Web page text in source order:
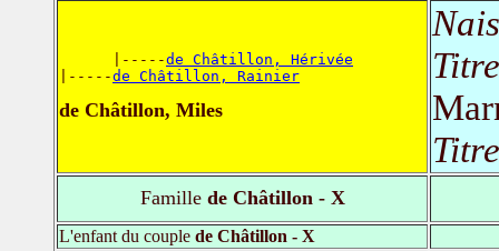
      |-----
de Châtillon, Hérivée
|-----de Châtillon, Rainier
de Châtillon, Miles
Famillede Châtillon - X
L'enfant du couple de Châtillon - X